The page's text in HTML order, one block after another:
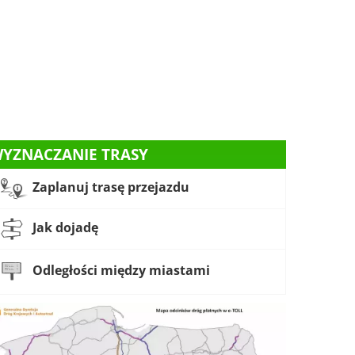
TRASY
Zaplanuj trasę przejazdu
Jak dojadę
Odległości między miastami